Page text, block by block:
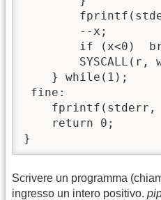
    } while(1);
fine:
    return 0;
}
Scrivere un programma
ingresso un intero positivo.